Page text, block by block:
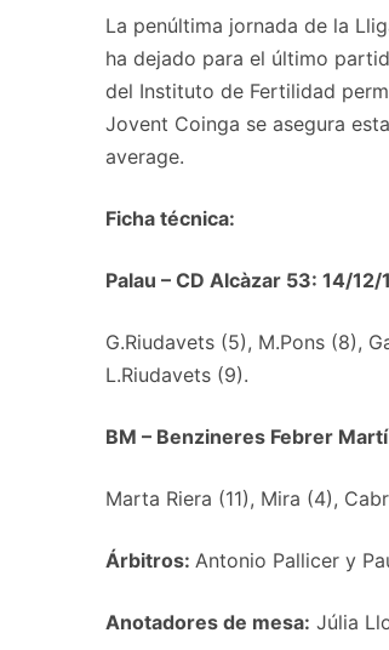
La penúltima jornada de la
ha dejado para el último
del Instituto de Fertilidad
Jovent Coinga se asegura
average.
Ficha técnica:
Palau – CD Alcàzar 53: 14/12/
G.Riudavets (5), M.Pons (8),
L.Riudavets (9).
BM – Benzineres Febrer
Marta Riera (11), Mira (4),
Árbitros: Antonio Pallicer y
Anotadores de mesa: Júlia